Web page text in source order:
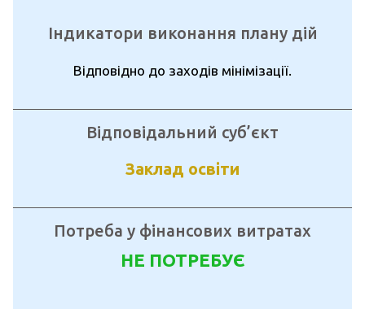
Індикатори виконання плану дій
Відповідно до заходів мінімізації.
Відповідальний суб’єкт
Заклад освіти
Потреба у фінансових витратах
НЕ ПОТРЕБУЄ